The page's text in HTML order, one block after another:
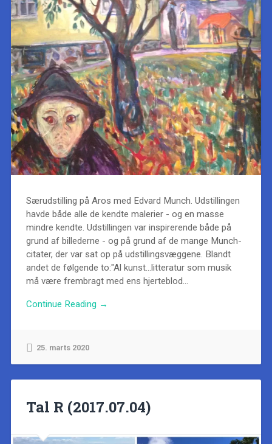
Særudstilling på Aros med Edvard Munch. Udstillingen
havde både alle de kendte malerier - og en masse
mindre kendte. Udstillingen var inspirerende både på
grund af billederne - og på grund af de mange Munch-
citater, der var sat op på udstillingsvæggene. Blandt
andet de følgende to:"Al kunst...litteratur som musik
må være frembragt med ens hjerteblod...
Continue Reading →
25. marts 2020
Tal R (2017.07.04)